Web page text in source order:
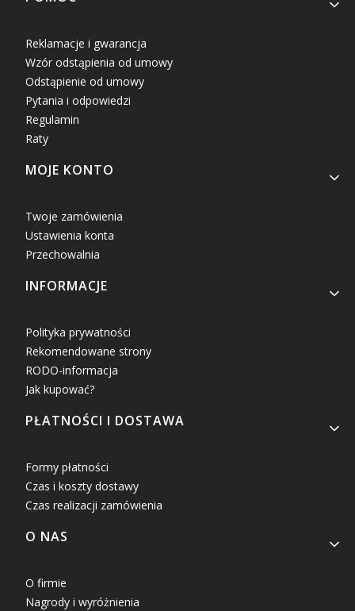
Reklamacje i gwarancja
Wzór odstąpienia od umowy
Odstąpienie od umowy
Pytania i odpowiedzi
Regulamin
Raty
MOJE KONTO
Twoje zamówienia
Ustawienia konta
Przechowalnia
INFORMACJE
Polityka prywatności
Rekomendowane strony
RODO-informacja
Jak kupować?
PŁATNOŚCI I DOSTAWA
Formy płatności
Czas i koszty dostawy
Czas realizacji zamówienia
O NAS
O firmie
Nagrody i wyróżnienia